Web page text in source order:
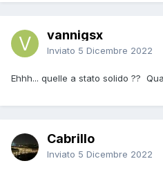
vannigsx
Inviato 5 Dicembre 2022
Ehhh... quelle a stato solido ??
Cabrillo
Inviato 5 Dicembre 2022